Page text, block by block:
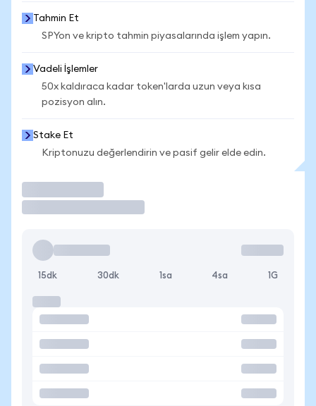
Tahmin Et
SPYon ve kripto tahmin piyasalarında işlem yapın.
Vadeli İşlemler
50x kaldıraca kadar token'larda uzun veya kısa
pozisyon alın.
Stake Et
Kriptonuzu değerlendirin ve pasif gelir elde edin.
15dk 30dk 1sa 4sa 1G